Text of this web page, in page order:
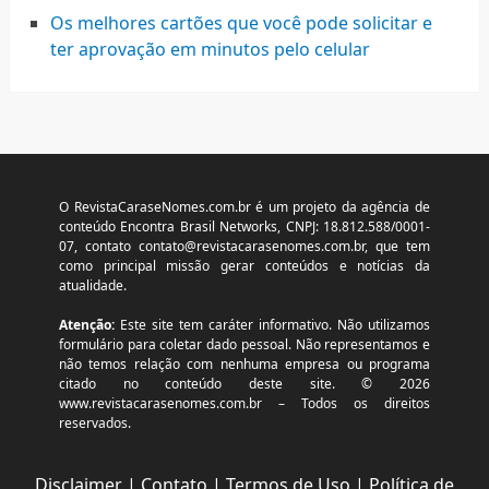
Os melhores cartões que você pode solicitar e
ter aprovação em minutos pelo celular
O RevistaCaraseNomes.com.br é um projeto da agência de
conteúdo Encontra Brasil Networks, CNPJ: 18.812.588/0001-
07, contato contato@revistacarasenomes.com.br, que tem
como principal missão gerar conteúdos e notícias da
atualidade.
Atenção:Este site tem caráter informativo. Não utilizamos
formulário para coletar dado pessoal. Não representamos e
não temos relação com nenhuma empresa ou programa
citado no conteúdo deste site. © 2026
www.revistacarasenomes.com.br – Todos os direitos
reservados.